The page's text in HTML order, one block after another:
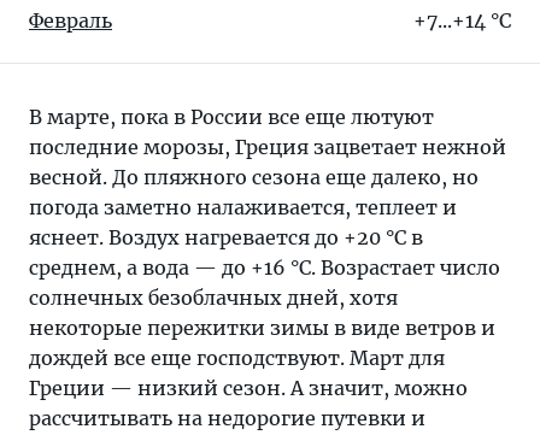
Февраль +7...+14 °C
В марте, пока в России все еще лютуют
последние морозы, Греция зацветает нежной
весной. До пляжного сезона еще далеко, но
погода заметно налаживается, теплеет и
яснеет. Воздух нагревается до +20 °C в
среднем, а вода — до +16 °C. Возрастает число
солнечных безоблачных дней, хотя
некоторые пережитки зимы в виде ветров и
дождей все еще господствуют. Март для
Греции — низкий сезон. А значит, можно
рассчитывать на недорогие путевки и